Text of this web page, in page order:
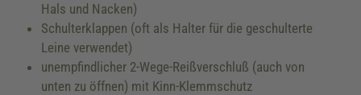
Hals und Nacken)
Schulterklappen (oft als Halter für die geschulterte
Leine verwendet)
unempfindlicher 2-Wege-Reißverschluß (auch von
unten zu öffnen) mit Kinn-Klemmschutz